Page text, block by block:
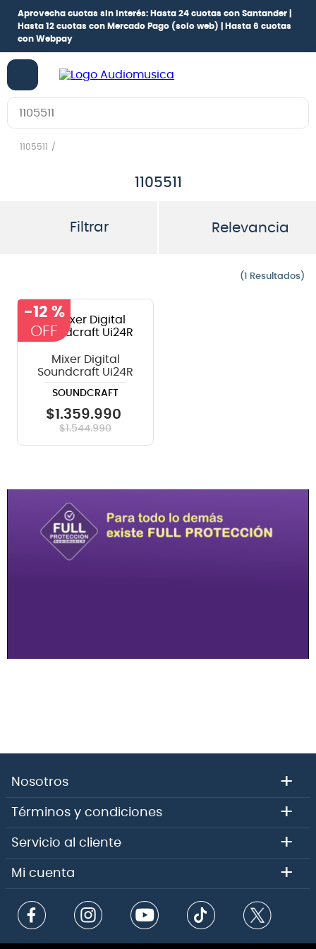
Aprovecha cuotas sin interés: Hasta 24 cuotas con Santander |
Hasta 12 cuotas con Mercado Pago (solo web) |
Hasta 6 cuotas
con Webpay
Buscar en Audiomusica.com
1105511
1105511
Filtrar Relevancia
1
-12 %
Mixer Digital
Soundcraft Ui24R
SOUNDCRAFT
$1 .359.990
$1.544.990
Nosotros +
Términos y condiciones +
Servicio al cliente +
Mi cuenta +